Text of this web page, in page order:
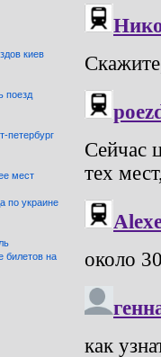
киев
поезд
петербург
мест
по украине
билетов на